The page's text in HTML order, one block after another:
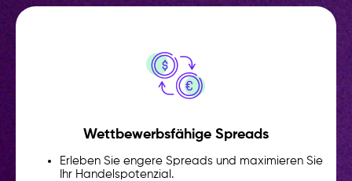
Wettbewerbsfähige Spreads
Erleben Sie engere Spreads und maximieren Sie
Ihr Handelspotenzial.